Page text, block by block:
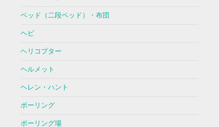
ベッド（二段ベッド）・布団
ヘビ
ヘリコプター
ヘルメット
ヘレン・ハント
ボーリング
ボーリング場